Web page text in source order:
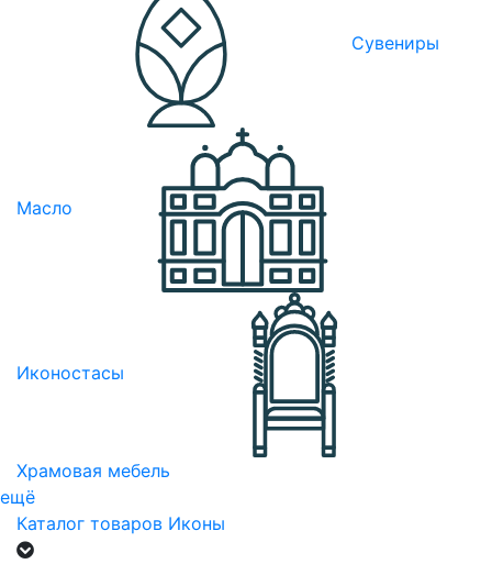
Сувениры
Масло
Иконостасы
Храмовая мебель
ещё
Каталог товаров Иконы